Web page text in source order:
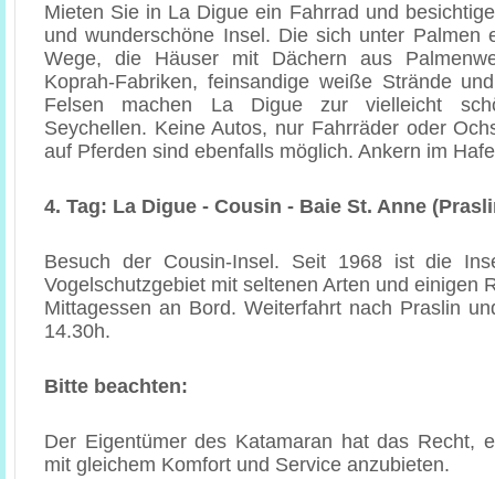
Mieten Sie in La Digue ein Fahrrad und
und wunderschöne Insel. Die sich unter Palmen
Wege, die Häuser mit Dächern aus
Koprah-Fabriken, feinsandige weiße Strände
Felsen machen La Digue zur vielleicht
Seychellen. Keine Autos, nur Fahrräder oder
auf Pferden sind ebenfalls möglich. Ankern im
4. Tag: La Digue - Cousin - Baie St. Anne
Besuch der Cousin-Insel. Seit 1968 ist die
Vogelschutzgebiet mit seltenen Arten und einigen
Mittagessen an Bord. Weiterfahrt nach Praslin
14.30h.
Bitte beachten:
Der Eigentümer des Katamaran hat das Recht,
mit gleichem Komfort und Service anzubieten.